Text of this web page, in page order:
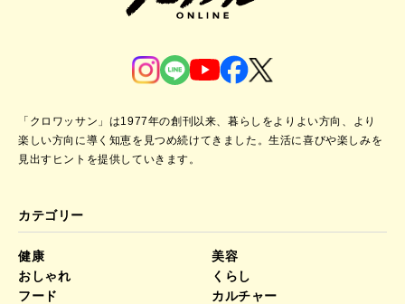
「クロワッサン」は1977年の創刊以来、暮らしをよりよい方向、より
楽しい方向に導く知恵を見つめ続けてきました。生活に喜びや楽しみを
見出すヒントを提供していきます。
カテゴリー
健康
美容
おしゃれ
くらし
フード
カルチャー